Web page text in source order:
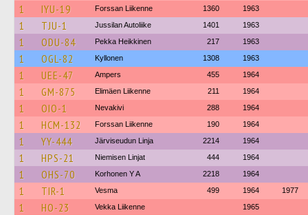
1 IYU-19 Forssan Liikenne 1360 1963
1 TJU-1 Jussilan Autoliike 1401 1963
1 ODU-84 Pekka Heikkinen 217 1963
1 OGL-82 Kyllonen 1308 1963
1 UEE-47 Ampers 455 1964
1 GM-875 Elimäen Liikenne 211 1964
1 OIO-1 Nevakivi 288 1964
1 HCM-132 Forssan Liikenne 190 1964
1 YY-444 Järviseudun Linja 2214 1964
1 HPS-21 Niemisen Linjat 444 1964
1 OHS-70 Korhonen Y A 2218 1964
1 TIR-1 Vesma 499 1964 1977
1 HO-23 Vekka Liikenne 1965